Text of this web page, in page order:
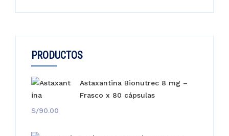
PRODUCTOS
Astaxantina Bionutrec 8 mg –
Frasco x 80 cápsulas
S/90.00